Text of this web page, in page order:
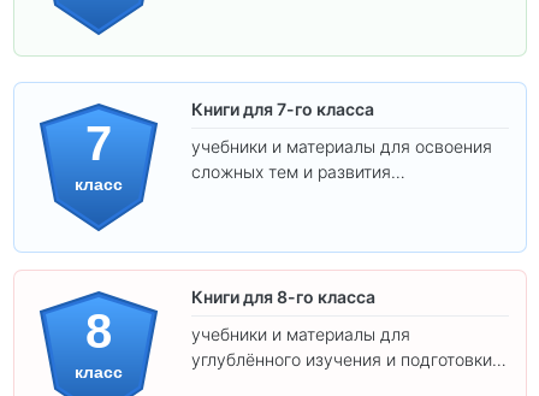
7
класс
Книги для 7-го класса
учебники и материалы для освоения
сложных тем и развития
8
класс
Книги для 8-го класса
учебники и материалы для
углублённого изучения и подготовки к